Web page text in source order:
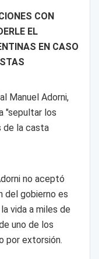
CON
EL
EN CASO
Manuel Adorni,
"sepultar los
de la casta
no aceptó
del gobierno es
vida a miles de
uno de los
por extorsión.